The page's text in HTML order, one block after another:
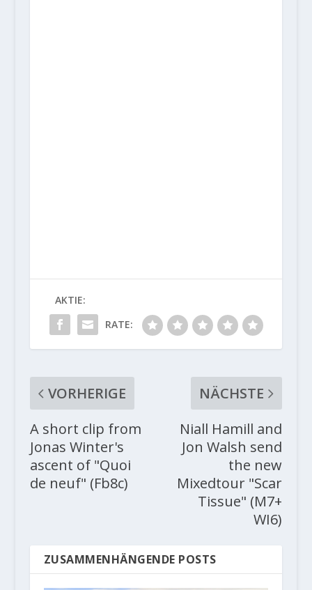
AKTIE:
RATE:
VORHERIGE
A short clip from
Jonas Winter's
ascent of "Quoi
de neuf" (Fb8c)
NÄCHSTE
Niall Hamill and
Jon Walsh send
the new
Mixedtour "Scar
Tissue" (M7+
WI6)
ZUSAMMENHÄNGENDE POSTS